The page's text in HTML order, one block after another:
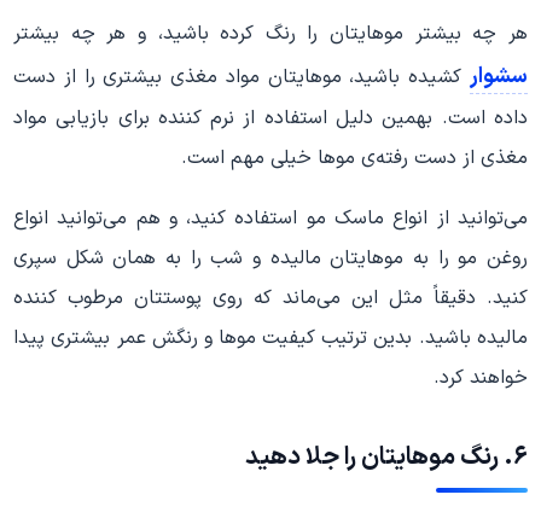
هر چه بیشتر موهایتان را رنگ کرده باشید، و هر چه بیشتر
سشوار کشیده باشید، موهایتان مواد مغذی بیشتری را از دست
داده است. بهمین دلیل استفاده از نرم کننده برای بازیابی مواد
مغذی از دست رفته‌ی موها خیلی مهم است.
می‌توانید از انواع ماسک مو استفاده کنید، و هم می‌توانید انواع
روغن مو را به موهایتان مالیده و شب را به همان شکل سپری
کنید. دقیقاً مثل این می‌ماند که روی پوستتان مرطوب کننده
مالیده باشید. بدین ترتیب کیفیت موها و رنگش عمر بیشتری پیدا
خواهند کرد.
۶. رنگ موهایتان را جلا دهید